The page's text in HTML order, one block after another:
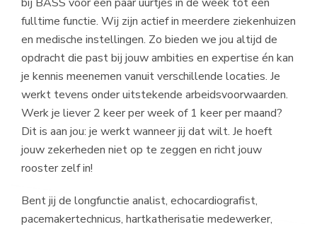
fulltime functie. Wij zijn actief in meerdere ziekenhuizen
en medische instellingen. Zo bieden we jou altijd de
opdracht die past bij jouw ambities en expertise én kan
je kennis meenemen vanuit verschillende locaties. Je
werkt tevens onder uitstekende arbeidsvoorwaarden.
Werk je liever 2 keer per week of 1 keer per maand?
Dit is aan jou: je werkt wanneer jij dat wilt. Je hoeft
jouw zekerheden niet op te zeggen en richt jouw
rooster zelf in!
Bent jij de longfunctie analist, echocardiografist,
pacemakertechnicus, hartkatherisatie medewerker,